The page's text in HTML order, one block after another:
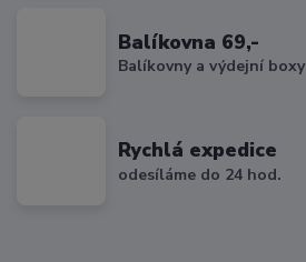
Balíkovna 69,-
Balíkovny a výdejní boxy
Rychlá expedice
odesíláme do 24 hod.